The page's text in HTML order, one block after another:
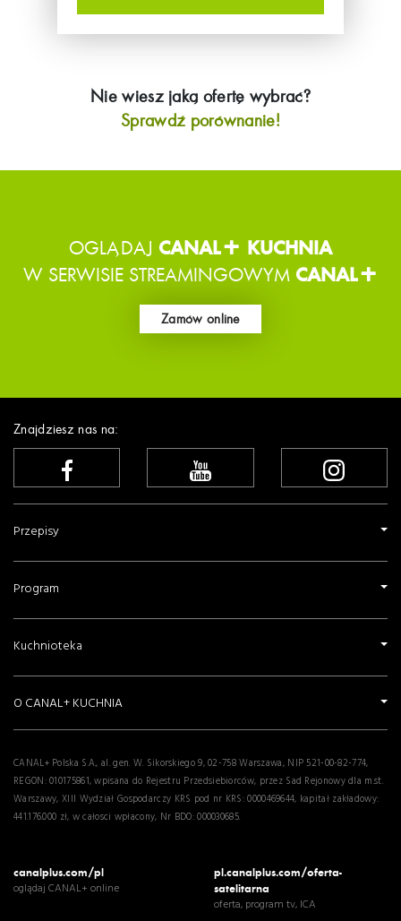
Nie wiesz jaką ofertę wybrać?
Sprawdź porównanie!
OGLĄDAJ CANAL+ KUCHNIA
W SERWISIE STREAMINGOWYM CANAL+
Zamów online
Znajdziesz nas na:
Przepisy
Program
Kuchnioteka
O CANAL+ KUCHNIA
CANAL+ Polska S.A., al. gen. W. Sikorskiego 9, 02-758 Warszawa, NIP 521-00-82-774,
REGON: 010175861, wpisana do Rejestru Przedsiebiorców, przez Sad Rejonowy dla m.st.
Warszawy, XIII Wydział Gospodarczy KRS pod nr KRS: 0000469644, kapitał zakładowy:
441.176.000 zł, w całosci wpłacony, Nr BDO: 000030685.
canalplus.com/pl
oglądaj CANAL+ online
pl.canalplus.com/oferta-
satelitarna
oferta, program tv, ICA